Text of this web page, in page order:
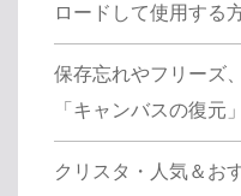
ロードして使用する
保存忘れやフリーズ
「キャンバスの復元
クリスタ・人気＆お